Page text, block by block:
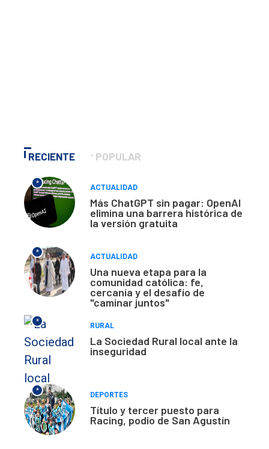
RECIENTE POPULAR
*
ACTUALIDAD
Más ChatGPT sin pagar: OpenAI
elimina una barrera histórica de
la versión gratuita
*
ACTUALIDAD
Una nueva etapa para la
comunidad católica: fe,
cercanía y el desafío de
"caminar juntos"
*
RURAL
La Sociedad Rural local ante la
inseguridad
*
DEPORTES
Título y tercer puesto para
Racing, podio de San Agustín